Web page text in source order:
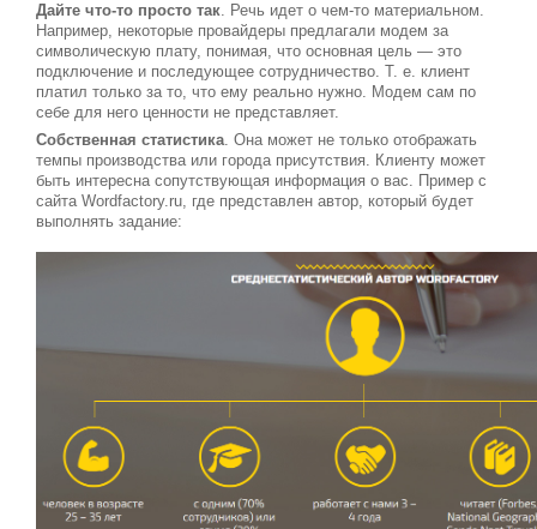
Дайте что-то просто так. Речь идет о чем-то материальном.
Например, некоторые провайдеры предлагали модем за
символическую плату, понимая, что основная цель — это
подключение и последующее сотрудничество. Т. е. клиент
платил только за то, что ему реально нужно. Модем сам по
себе для него ценности не представляет.
Собственная статистика. Она может не только отображать
темпы производства или города присутствия. Клиенту может
быть интересна сопутствующая информация о вас. Пример с
сайта Wordfactory.ru, где представлен автор, который будет
выполнять задание: